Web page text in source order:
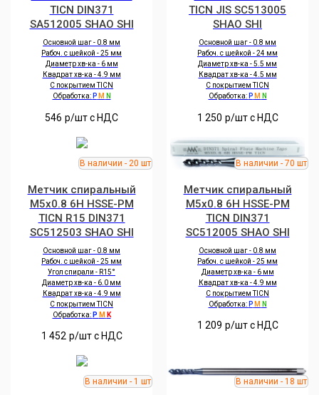
TICN DIN371
SA512005 SHAO SHI
Основной шаг - 0.8 мм
Рабоч. с шейкой - 25 мм
Диаметр хв-ка - 6 мм
Квадрат хв-ка - 4.9 мм
С покрытием TICN
Обработка: P M N
546 р/шт c НДС
TICN JIS SC513005
SHAO SHI
Основной шаг - 0.8 мм
Рабоч. с шейкой - 24 мм
Диаметр хв-ка - 5.5 мм
Квадрат хв-ка - 4.5 мм
С покрытием TICN
Обработка: P M N
1 250 р/шт c НДС
Метчик спиральный
M5x0.8 6H HSSE-PM
TICN R15 DIN371
SC512503 SHAO SHI
Основной шаг - 0.8 мм
Рабоч. с шейкой - 25 мм
Угол спирали - R15°
Диаметр хв-ка - 6.0 мм
Квадрат хв-ка - 4.9 мм
С покрытием TICN
Обработка: P M K
1 452 р/шт c НДС
Метчик спиральный
M5x0.8 6H HSSE-PM
TICN DIN371
SC512005 SHAO SHI
Основной шаг - 0.8 мм
Рабоч. с шейкой - 25 мм
Диаметр хв-ка - 6 мм
Квадрат хв-ка - 4.9 мм
С покрытием TICN
Обработка: P M N
1 209 р/шт c НДС